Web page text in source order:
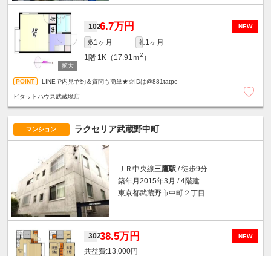
NEW
1026.7万円
敷1ヶ月 礼1ヶ月
1階 1K（17.91ｍ2 ）
LINEで内見予約＆質問も簡単★☆IDは@881tatpe
ピタットハウス武蔵境店
マンション ラクセリア武蔵野中町
ＪＲ中央線三鷹駅 / 徒歩9分
築年月2015年3月 / 4階建
東京都武蔵野市中町２丁目
NEW
30238.5万円
13,000円